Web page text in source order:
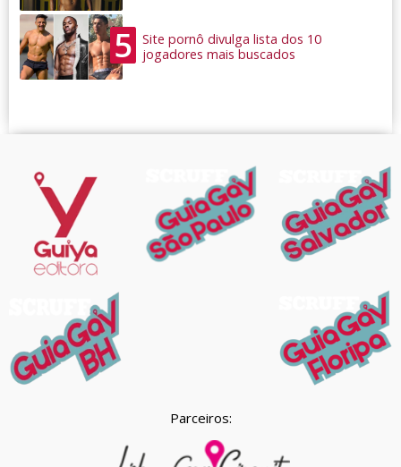
5
Site pornô divulga lista dos 10
jogadores mais buscados
Parceiros: